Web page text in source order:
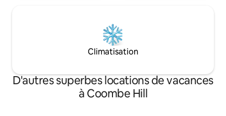
Climatisation
D'autres superbes locations de vacances
à Coombe Hill